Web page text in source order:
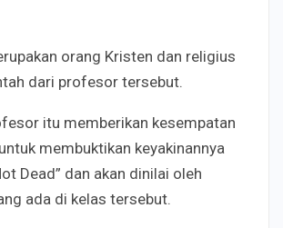
orang Kristen dan religius
dari profesor tersebut.
itu memberikan kesempatan
membuktikan keyakinannya
Dead” dan akan dinilai oleh
ada di kelas tersebut.